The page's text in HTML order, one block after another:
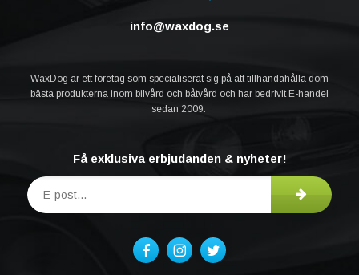
info@waxdog.se
WaxDog är ett företag som specialiserat sig på att tillhandahålla dom
bästa produkterna inom bilvård och båtvård och har bedrivit E-handel
sedan 2009.
Få exklusiva erbjudanden & nyheter!